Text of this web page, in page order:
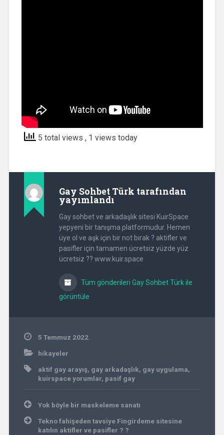
5 total views , 1 views today
Gay Sohbet Türk tarafından
yayımlandı
Gay sohbet ve arkadaşlık sitesi KuirSpace
yepyeni bir tanışma platformudur. Hemen
üye ol ve aşk için bir not bırak ? aktifler ve
pasifler için tamamen ücretsiz yüzde yüz
ücretsiz ?? www.kuir.space
Tüm gönderileri Gay Sohbet Türk ile
görüntüle
5 Temmuz 2022
hikayeler
aktif gay arayış, gay arkadaşlık, gay uygulama,
kuirspace yorumlar, pasif gay
Yazı
gezinmesi
Yok böyle bir maskeleme sanatı
Tekno fahişeden tavsiye Fingirdeme sitesine
katılın aktifler ve pasifler ? ?